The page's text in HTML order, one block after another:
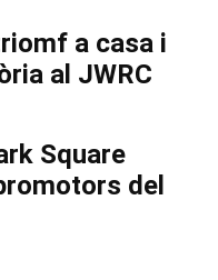
a casa i
al JWRC
Square
del